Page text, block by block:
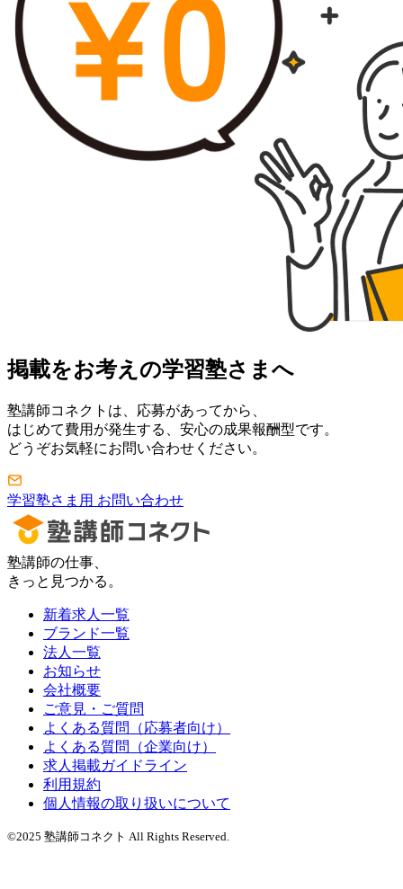
掲載をお考えの学習塾さまへ
塾講師コネクトは、応募があってから、
はじめて費用が発生する、安心の成果報酬型です。
どうぞお気軽にお問い合わせください。
学習塾さま用 お問い合わせ
塾講師の仕事、
きっと見つかる。
新着求人一覧
ブランド一覧
法人一覧
お知らせ
会社概要
ご意見・ご質問
よくある質問（応募者向け）
よくある質問（企業向け）
求人掲載ガイドライン
利用規約
個人情報の取り扱いについて
©2025 塾講師コネクト All Rights Reserved.